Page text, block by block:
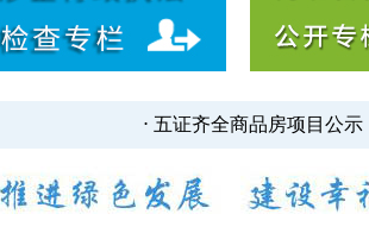
⋅ 五证齐全商品房项目公示